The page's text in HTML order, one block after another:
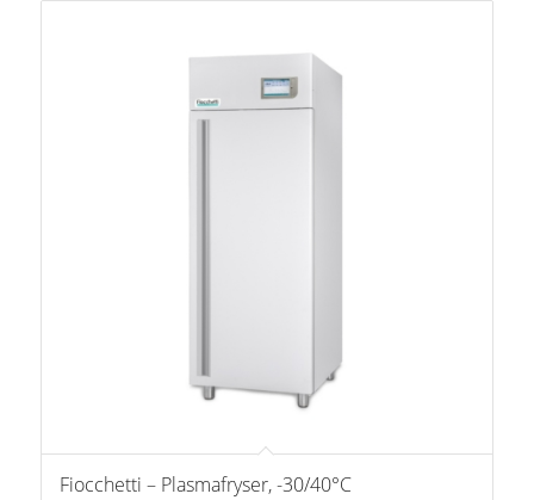
Fiocchetti – Plasmafryser, -30/40°C